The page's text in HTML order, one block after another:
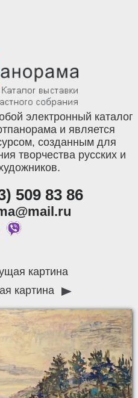
электронный каталог
и является
созданным для
творчества русских и
509 83 86
картина
картина